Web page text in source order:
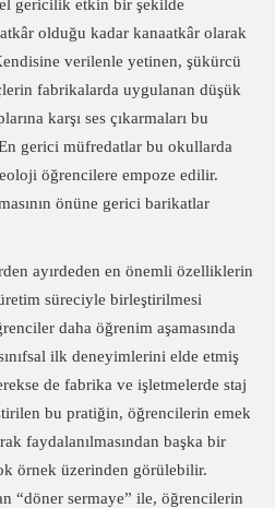
gericilik etkin bir şekilde
olduğu kadar kanaatkâr olarak
verilenle yetinen, şükürcü
fabrikalarda uygulanan düşük
karşı ses çıkarmaları bu
gerici müfredatlar bu okullarda
öğrencilere empoze edilir.
önüne gerici barikatlar
ayırdeden en önemli özelliklerin
süreciyle birleştirilmesi
daha öğrenim aşamasında
ilk deneyimlerini elde etmiş
de fabrika ve işletmelerde staj
bu pratiğin, öğrencilerin emek
faydalanılmasından başka bir
örnek üzerinden görülebilir.
“döner sermaye” ile, öğrencilerin